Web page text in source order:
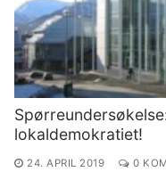
lokaldemokratiet!
24. APRIL 2019 0